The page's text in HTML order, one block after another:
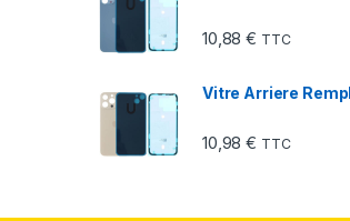
10,88€ TTC
Vitre Arriere
10,98€ TTC